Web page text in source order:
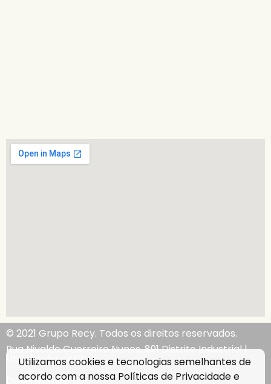
© 2021 Grupo Recy. Todos os direitos reservados.
Rua Nivaldo Guerreiro Nunes, 891 Distrito Industrial |
Uberlândia - MG
Desenvolvido por
Utilizamos cookies e tecnologias semelhantes de
acordo com a nossa Políticas de Privacidadee